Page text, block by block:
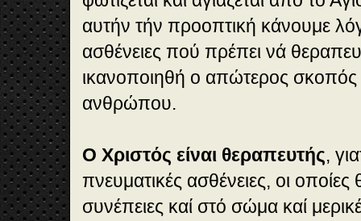
αυτήν τήν προοπτική κάνουμε
ασθένειες πού πρέπει νά
ικανοποιηθή ο απώτερος σκοπός
ανθρώπου.
Ο Χριστός είναι θεραπευτής,
πνευματικές ασθένειες, οι οποίες
συνέπειες καί στό σώμα καί